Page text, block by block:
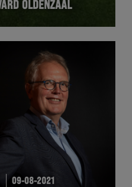
OLDENZAAL
09-08-2021